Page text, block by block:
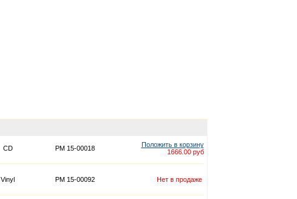
CD PM 15-00018
Положить в корзину
1666.00 руб
Vinyl PM 15-00092 Нет в продаже